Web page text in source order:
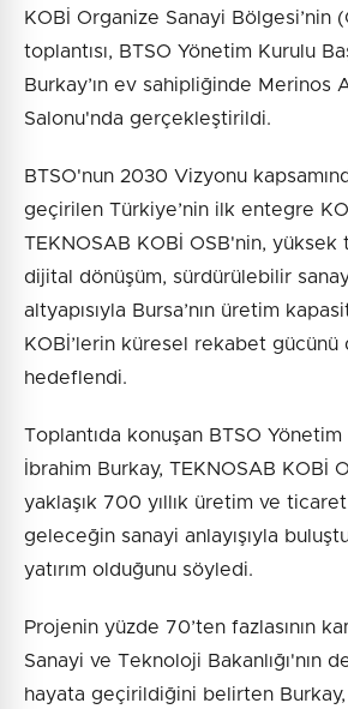
KOBİ Organize Sanayi Bölgesi’nin
toplantısı, BTSO Yönetim Kurulu
Burkay’ın ev sahipliğinde Merinos
Salonu'nda gerçekleştirildi.
BTSO'nun 2030 Vizyonu
geçirilen Türkiye’nin ilk entegre
TEKNOSAB KOBİ OSB'nin,
dijital dönüşüm, sürdürülebilir
altyapısıyla Bursa’nın üretim
KOBİ’lerin küresel rekabet
hedeflendi.
Toplantıda konuşan BTSO Yönetim
İbrahim Burkay, TEKNOSAB KOBİ
yaklaşık 700 yıllık üretim ve
geleceğin sanayi anlayışıyla
yatırım olduğunu söyledi.
Projenin yüzde 70’ten fazlasının
Sanayi ve Teknoloji Bakanlığı'nın
hayata geçirildiğini belirten